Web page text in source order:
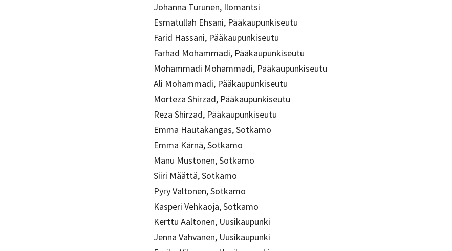
Johanna Turunen, Ilomantsi
Esmatullah Ehsani, Pääkaupunkiseutu
Farid Hassani, Pääkaupunkiseutu
Farhad Mohammadi, Pääkaupunkiseutu
Mohammadi Mohammadi, Pääkaupunkiseutu
Ali Mohammadi, Pääkaupunkiseutu
Morteza Shirzad, Pääkaupunkiseutu
Reza Shirzad, Pääkaupunkiseutu
Emma Hautakangas, Sotkamo
Emma Kärnä, Sotkamo
Manu Mustonen, Sotkamo
Siiri Määttä, Sotkamo
Pyry Valtonen, Sotkamo
Kasperi Vehkaoja, Sotkamo
Kerttu Aaltonen, Uusikaupunki
Jenna Vahvanen, Uusikaupunki